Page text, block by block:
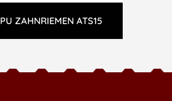
PU ZAHNRIEMEN ATS15